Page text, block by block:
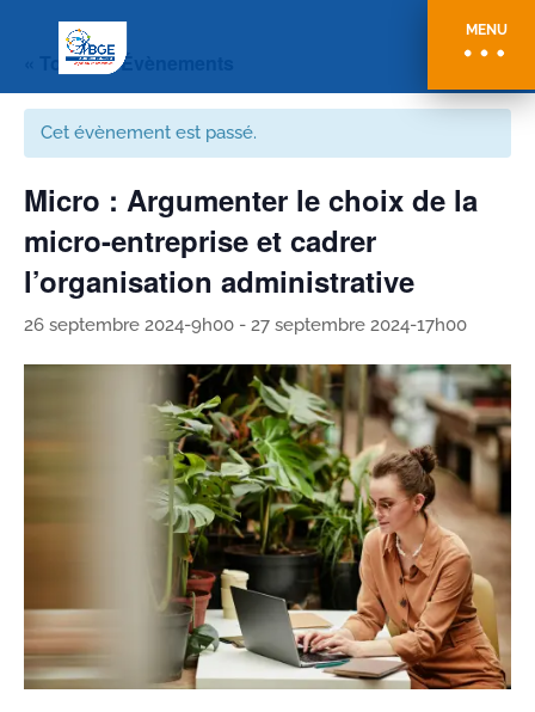
MENU
« Tous les Évènements
Cet évènement est passé.
Micro : Argumenter le choix de la
micro-entreprise et cadrer
l’organisation administrative
26 septembre 2024-9h00 - 27 septembre 2024-17h00